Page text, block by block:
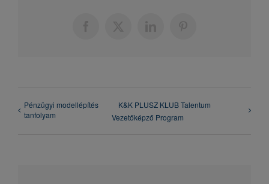
Pénzügyi modellépítés
tanfolyam
K&K PLUSZ KLUB Talentum
Vezetőképző Program